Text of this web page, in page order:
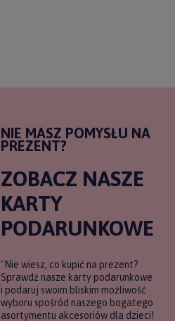
NIE MASZ POMYSŁU NA
PREZENT?
ZOBACZ NASZE
KARTY
PODARUNKOWE
"Nie wiesz, co kupić na prezent?
Sprawdź nasze karty podarunkowe
i podaruj swoim bliskim możliwość
wyboru spośród naszego bogatego
asortymentu akcesoriów dla dzieci!